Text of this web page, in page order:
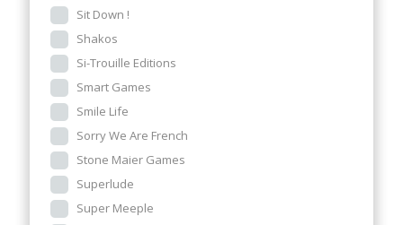
Sit Down !
Shakos
Si-Trouille Editions
Smart Games
Smile Life
Sorry We Are French
Stone Maier Games
Superlude
Super Meeple